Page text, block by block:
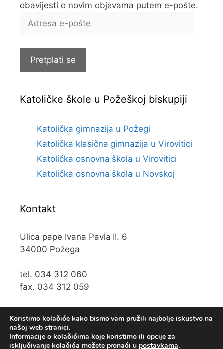
obavijesti o novim objavama putem e-pošte.
Adresa
Pretplati se
Katoličke škole u Požeškoj biskupiji
Katolička gimnazija u Požegi
Katolička klasična gimnazija u Virovitici
Katolička osnovna škola u Virovitici
Katolička osnovna škola u Novskoj
Kontakt
Ulica pape Ivana Pavla II. 6
34000 Požega
tel. 034 312 060
fax. 034 312 059
Koristimo kolačiće kako bismo vam pružili najbolje iskustvo na
našoj web stranici.
Informacije o kolačićima koje koristimo ili opcije za
isključivanje kolačića možete pronaći u postavkama.